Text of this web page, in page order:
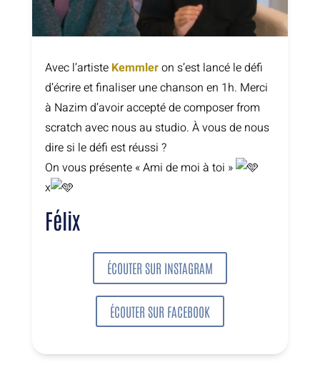
Avec l’artiste Kemmleron s’est lancé le défi
d’écrire et finaliser une chanson en 1h. Merci
à Nazim d’avoir accepté de composer from
scratch avec nous au studio. À vous de nous
dire si le défi est réussi ?
On vous présente « Ami de moi à toi »
x
Félix
ÉCOUTER SUR INSTAGRAM
ÉCOUTER SUR FACEBOOK